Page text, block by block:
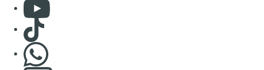
Consulter Youtube
Consulter TikTok